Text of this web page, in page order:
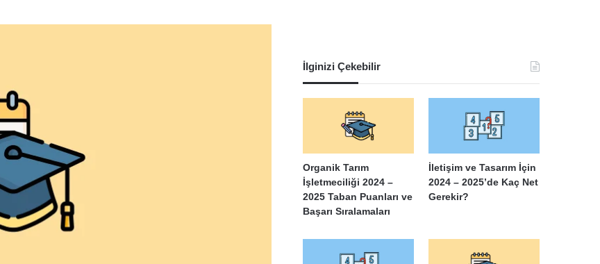
İlginizi Çekebilir
Organik Tarım
İşletmeciliği 2024 –
2025 Taban Puanları ve
Başarı Sıralamaları
İletişim ve Tasarım İçin
2024 – 2025’de Kaç Net
Gerekir?